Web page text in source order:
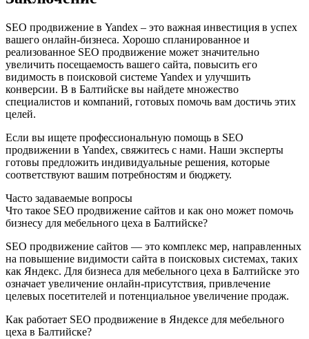
SEO продвижение в Yandex – это важная инвестиция в успех
вашего онлайн-бизнеса. Хорошо спланированное и
реализованное SEO продвижение может значительно
увеличить посещаемость вашего сайта, повысить его
видимость в поисковой системе Yandex и улучшить
конверсии. В в Балтийске вы найдете множество
специалистов и компаний, готовых помочь вам достичь этих
целей.
Если вы ищете профессиональную помощь в SEO
продвижении в Yandex, свяжитесь с нами. Наши эксперты
готовы предложить индивидуальные решения, которые
соответствуют вашим потребностям и бюджету.
Часто задаваемые вопросы
Что такое SEO продвижение сайтов и как оно может помочь
бизнесу для мебельного цеха в Балтийске?
SEO продвижение сайтов — это комплекс мер, направленных
на повышение видимости сайта в поисковых системах, таких
как Яндекс. Для бизнеса для мебельного цеха в Балтийске это
означает увеличение онлайн-присутствия, привлечение
целевых посетителей и потенциальное увеличение продаж.
Как работает SEO продвижение в Яндексе для мебельного
цеха в Балтийске?